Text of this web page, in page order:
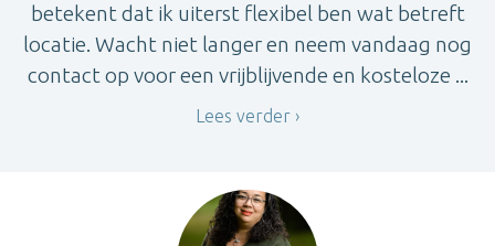
betekent dat ik uiterst flexibel ben wat betreft
locatie. Wacht niet langer en neem vandaag nog
contact op voor een vrijblijvende en kosteloze ...
Lees verder